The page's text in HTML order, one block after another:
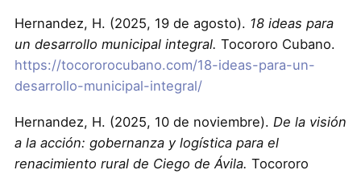
Hernandez, H. (2025, 19 de agosto). 18 ideas para
un desarrollo municipal integral. Tocororo Cubano.
https://tocororocubano.com/18-ideas-para-un-
desarrollo-municipal-integral/
Hernandez, H. (2025, 10 de noviembre). De la visión
a la acción: gobernanza y logística para el
renacimiento rural de Ciego de Ávila. Tocororo